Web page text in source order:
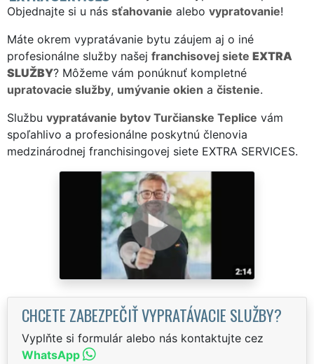
Objednajte si u nás sťahovanie alebo vypratovanie!
Máte okrem vypratávanie bytu záujem aj o iné
profesionálne služby našej franchisovej siete EXTRA
SLUŽBY? Môžeme vám ponúknuť kompletné
upratovacie služby, umývanie okien a čistenie.
Službu vypratávanie bytov Turčianske Teplice vám
spoľahlivo a profesionálne poskytnú členovia
medzinárodnej franchisingovej siete EXTRA SERVICES.
CHCETE ZABEZPEČIŤ VYPRATÁVACIE SLUŽBY?
Vyplňte si formulár alebo nás kontaktujte cez
WhatsApp